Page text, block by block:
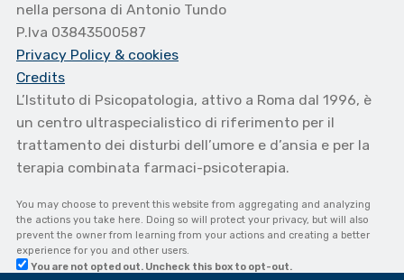
nella persona di Antonio Tundo
P.Iva 03843500587
Privacy Policy & cookies
Credits
L’Istituto di Psicopatologia, attivo a Roma dal 1996, è
un centro ultraspecialistico di riferimento per il
trattamento dei disturbi dell’umore e d’ansia e per la
terapia combinata farmaci-psicoterapia.
You may choose to prevent this website from aggregating and analyzing
the actions you take here. Doing so will protect your privacy, but will also
prevent the owner from learning from your actions and creating a better
experience for you and other users.
You are not opted out. Uncheck this box to opt-out.